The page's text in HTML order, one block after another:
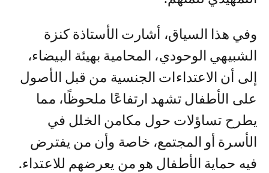
وفي هذا السياق، أشارت الأستاذة كنزة
الشبيهي الوحودي، المحامية بهيئة البيضاء،
إلى أن الاعتداءات الجنسية من قبل الأصول
على الأطفال تشهد ارتفاعًا ملحوظًا، مما
يطرح تساؤلات حول مكامن الخلل في
الأسرة أو المجتمع، خاصة وأن من يفترض
فيه حماية الأطفال هو من يعرضهم للاعتداء.